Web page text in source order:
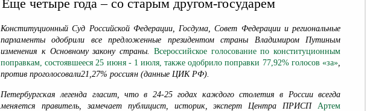
Еще четыре года – со старым другом-государем
Конституционный Суд Российской Федерации, Госдума, Совет Федерации и региональные
парламенты одобрили все предложенные президентом страны Владимиром Путиным
изменения к Основному закону страны. Всероссийское голосование по конституционным
поправкам, состоявшееся 25 июня - 1 июля, также одобрило поправки 77,92% голосов «за»,
против проголосовали21,27% россиян (данные ЦИК РФ).
Петербургская легенда гласит, что в 24-25 годах каждого столетия в России всегда
меняется правитель, замечает публицист, историк, эксперт Центра ПРИСП Артем